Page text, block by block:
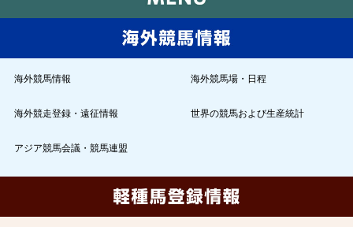
海外競馬情報 海外競馬場・日程
海外競走登録・遠征情報 世界の競馬および生産統計
アジア競馬会議・競馬連盟